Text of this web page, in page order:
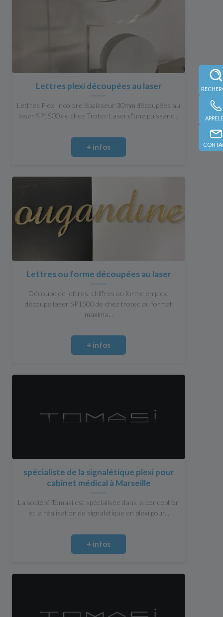
Lettres plexi découpées au laser
Lettres Plexi incolore épaisseur 30mm découpées au
laser SP1500 de chez Trotec Laser d'une puissanc...
+ infos
Lettres ou forme découpées au laser
Découpe de lettres, chiffres ou forme en plexi
découpe laser SP1500 de chez trotec au format
maxima...
+ infos
spécialiste de la signalétique plexi pour
cabinet médical à Marseille
La société Tomasi est spécialisée dans la conception
et la réalisation de signalétique en plexi pour...
+ infos